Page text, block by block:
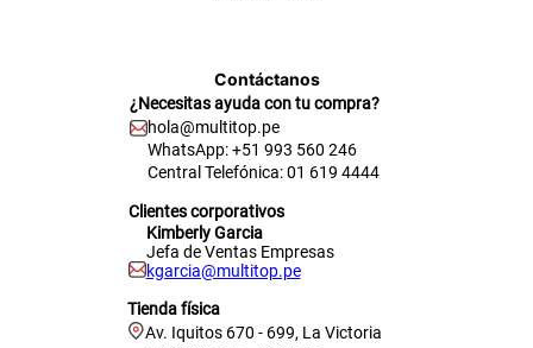
Contáctanos
¿Necesitas ayuda con tu compra?
hola@multitop.pe
WhatsApp: +51 993 560 246
Central Telefónica: 01 619 4444
Clientes corporativos
Kimberly Garcia
Jefa de Ventas Empresas
kgarcia@multitop.pe
Tienda física
Av. Iquitos 670 - 699, La Victoria